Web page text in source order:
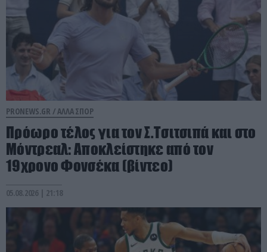
PRONEWS.GR / ΑΛΛΑ ΣΠΟΡ
Πρόωρο τέλος για τον Σ.Τσιτσιπά και στο
Μόντρεαλ: Αποκλείστηκε από τον
19χρονο Φονσέκα (βίντεο)
05.08.2026 | 21:18